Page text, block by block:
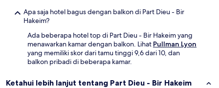
Apa saja hotel bagus dengan balkon di Part Dieu - Bir
Hakeim?
Ada beberapa hotel top di Part Dieu - Bir Hakeim yang
menawarkan kamar dengan balkon. Lihat Pullman Lyon
yang memiliki skor dari tamu tinggi 9,6 dari 10, dan
balkon pribadi di beberapa kamar.
Ketahui lebih lanjut tentang Part Dieu - Bir Hakeim